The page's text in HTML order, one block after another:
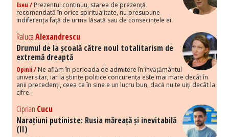
Eseu / Prezentul continuu, starea de prezență
recomandată în orice spiritualitate, nu presupune
indiferența față de urma lăsată sau de consecințele ei.
RalucaAlexandrescu
Drumul de la școală către noul totalitarism de
extremă dreaptă
Opinii / Ne aflăm în perioada de admitere în învățământul
universitar, iar la științe politice concurența este mai mare decât în
anii precedenți, ceea ce în sine e un lucru bun, dacă nu te uiți decât la
cifre.
Ciprian Cucu
Narațiuni putiniste: Rusia măreață și inevitabilă
(II)